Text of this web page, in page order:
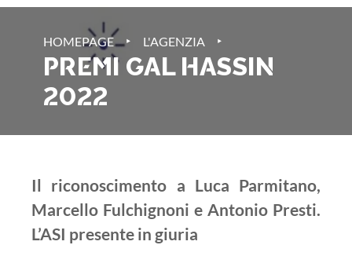
HOMEPAGE ‣ L'AGENZIA ‣
PREMI GAL HASSIN
2022
Il riconoscimento a Luca Parmitano,
Marcello Fulchignoni e Antonio Presti.
L’ASI presente in giuria